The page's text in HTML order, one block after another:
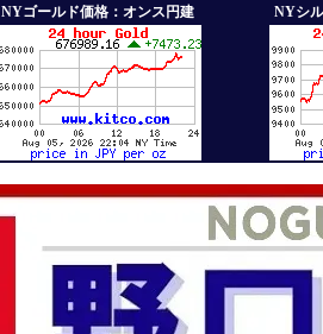
NYゴールド価格：オンス円建 NYシ